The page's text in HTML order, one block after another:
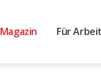
Magazin Für